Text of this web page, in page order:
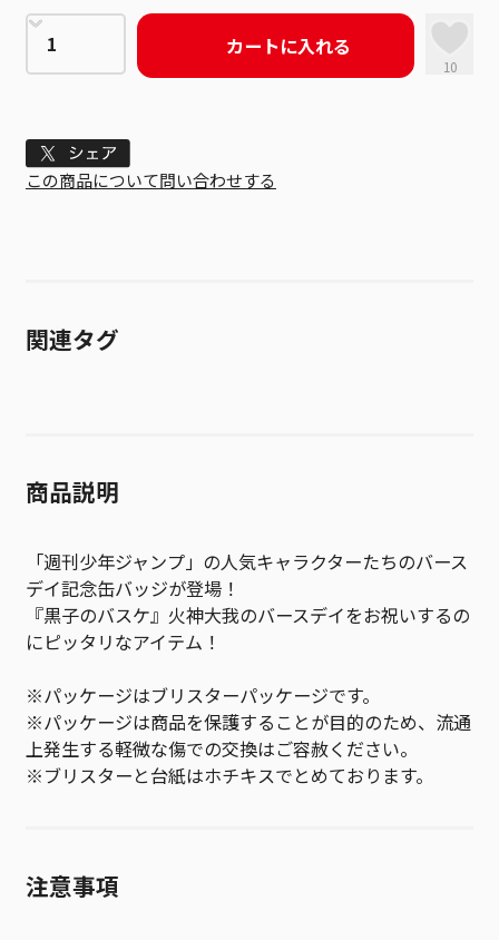
カートに入れる
10
Tweet
この商品について問い合わせする
関連タグ
商品説明
「週刊少年ジャンプ」の人気キャラクターたちのバース
デイ記念缶バッジが登場！
『黒子のバスケ』火神大我のバースデイをお祝いするの
にピッタリなアイテム！
※パッケージはブリスターパッケージです。
※パッケージは商品を保護することが目的のため、流通
上発生する軽微な傷での交換はご容赦ください。
※ブリスターと台紙はホチキスでとめております。
注意事項